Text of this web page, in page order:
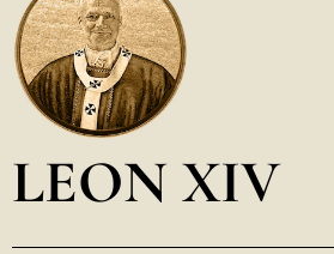
LEON XIV